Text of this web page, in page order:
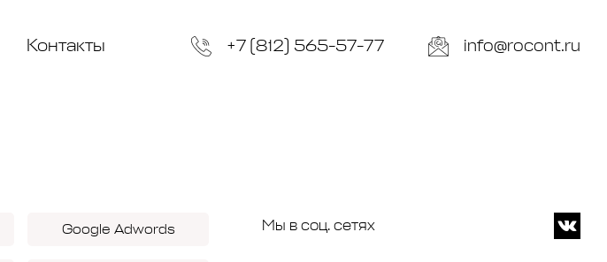
Контакты +7 (812) 565-57-77 info@rocont.ru
Google Adwords Мы в соц. сетях